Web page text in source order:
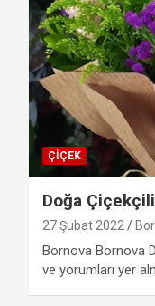
ÇIÇEK
Doğa
27 Şubat 2022
Bornova Bornova
ve yorumları yer